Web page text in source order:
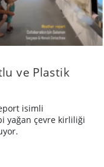
ve Plastik
isimli
yağan çevre kirliliği